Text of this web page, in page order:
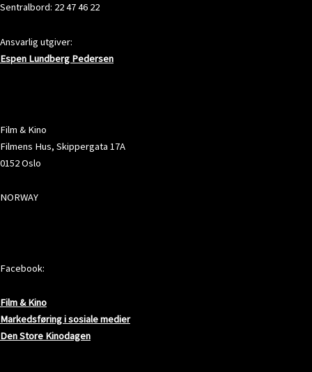
Sentralbord: 22 47 46 22
Ansvarlig utgiver:
Espen Lundberg Pedersen
Film & Kino
Filmens Hus, Skippergata 17A
0152 Oslo
NORWAY
Facebook:
Film & Kino
Markedsføring i sosiale medier
Den Store Kinodagen